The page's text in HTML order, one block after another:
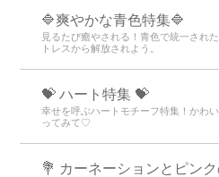
🔷爽やかな青色特集🔷
見るたび癒やされる！青色で統一され
トレスから解放されよう。
💝 ハート特集 💝
幸せを呼ぶハートモチーフ特集！かわ
ってみて♡
💐 カーネーションとピン